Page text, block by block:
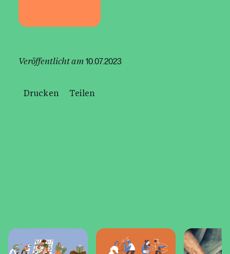
Veröffentlicht am 10.07.2023
Drucken Teilen